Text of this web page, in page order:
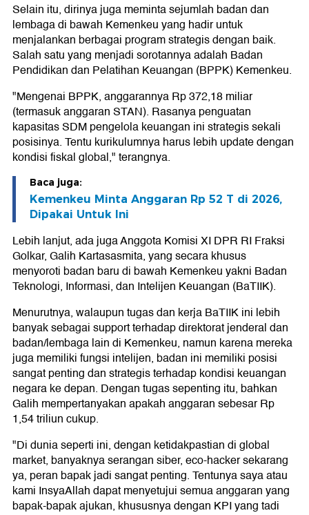
Selain itu, dirinya juga meminta sejumlah badan dan
lembaga di bawah Kemenkeu yang hadir untuk
menjalankan berbagai program strategis dengan baik.
Salah satu yang menjadi sorotannya adalah Badan
Pendidikan dan Pelatihan Keuangan (BPPK) Kemenkeu.
"Mengenai BPPK, anggarannya Rp 372,18 miliar
(termasuk anggaran STAN). Rasanya penguatan
kapasitas SDM pengelola keuangan ini strategis sekali
posisinya. Tentu kurikulumnya harus lebih update dengan
kondisi fiskal global," terangnya.
Baca juga:
Kemenkeu Minta Anggaran Rp 52 T di 2026,
Dipakai Untuk Ini
Lebih lanjut, ada juga Anggota Komisi XI DPR RI Fraksi
Golkar, Galih Kartasasmita, yang secara khusus
menyoroti badan baru di bawah Kemenkeu yakni Badan
Teknologi, Informasi, dan Intelijen Keuangan (BaTIIK).
Menurutnya, walaupun tugas dan kerja BaTIIK ini lebih
banyak sebagai support terhadap direktorat jenderal dan
badan/lembaga lain di Kemenkeu, namun karena mereka
juga memiliki fungsi intelijen, badan ini memiliki posisi
sangat penting dan strategis terhadap kondisi keuangan
negara ke depan. Dengan tugas sepenting itu, bahkan
Galih mempertanyakan apakah anggaran sebesar Rp
1,54 triliun cukup.
"Di dunia seperti ini, dengan ketidakpastian di global
market, banyaknya serangan siber, eco-hacker sekarang
ya, peran bapak jadi sangat penting. Tentunya saya atau
kami InsyaAllah dapat menyetujui semua anggaran yang
bapak-bapak ajukan, khususnya dengan KPI yang tadi